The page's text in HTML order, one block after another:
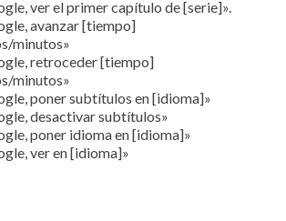
ver el primer capítulo de [serie]».
avanzar [tiempo]
minutos»
retroceder [tiempo]
minutos»
poner subtítulos en [idioma]»
desactivar subtítulos»
poner idioma en [idioma]»
ver en [idioma]»